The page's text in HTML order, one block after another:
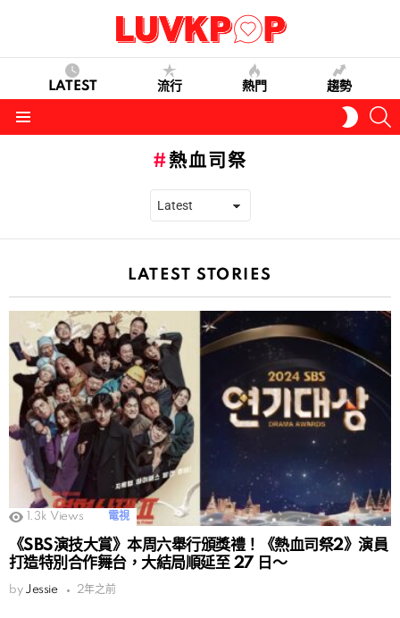
LATEST 流行 熱門 趨勢
SKIN
熱血司祭
LATEST STORIES
1.3k Views 電視
《SBS演技大賞》本周六舉行頒獎禮！《熱血司祭2》演員
打造特別合作舞台，大結局順延至 27 日～
by Jessie 2年之前